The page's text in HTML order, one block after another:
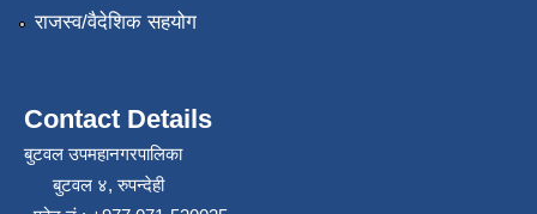
राजस्व/वैदेशिक सहयोग
Contact Details
बुटवल उपमहानगरपालिका
बुटवल ४, रुपन्देही